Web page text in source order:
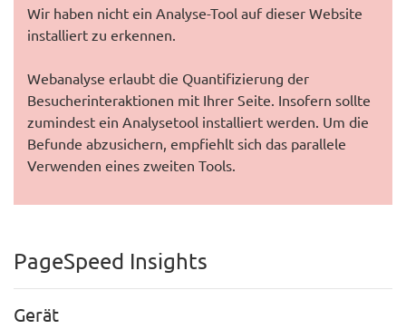
Wir haben nicht ein Analyse-Tool auf dieser Website
installiert zu erkennen.
Webanalyse erlaubt die Quantifizierung der
Besucherinteraktionen mit Ihrer Seite. Insofern sollte
zumindest ein Analysetool installiert werden. Um die
Befunde abzusichern, empfiehlt sich das parallele
Verwenden eines zweiten Tools.
PageSpeed Insights
Gerät